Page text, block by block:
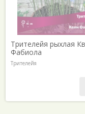
Трителейя рыхлая
Фабиола
Трителейя